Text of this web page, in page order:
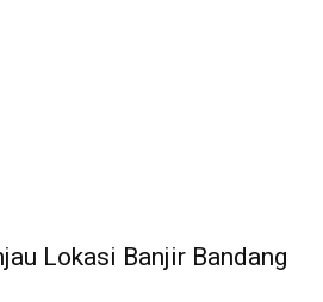
Lokasi Banjir Bandang